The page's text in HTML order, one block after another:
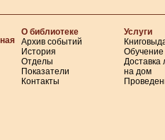
О библиотеке
Архив событий
История
Отделы
Показатели
Контакты
Услуги
Обучение
Доставка
на дом